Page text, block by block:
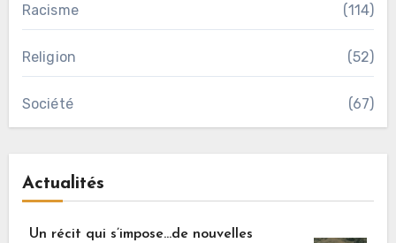
Racisme (114)
Religion (52)
Société (67)
Actualités
Un récit qui s’impose…de nouvelles